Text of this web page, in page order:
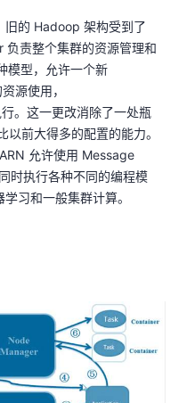
旧的 Hadoop 架构受到了
责整个集群的资源管理和
模型，允许一个新
源使用，
。这一更改消除了一处瓶
前大得多的配置的能力。
允许使用 Message
时执行各种不同的编程模
习和一般集群计算。